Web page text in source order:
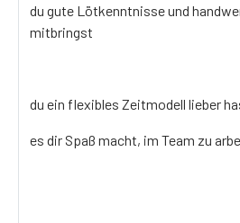
du gute Lötkenntnisse und
mitbringst
du ein flexibles Zeitmodell lieber
es dir Spaß macht, im Team zu